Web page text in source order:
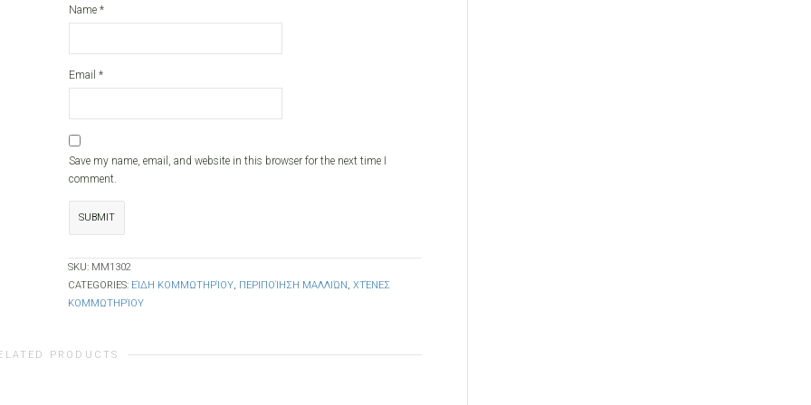
Name *
Email *
Save my name, email, and website in this browser for the next time I
comment.
SKU: ΜΜ1302
CATEGORIES: ΕΊΔΗ ΚΟΜΜΩΤΗΡΊΟΥ, ΠΕΡΙΠΟΊΗΣΗ ΜΑΛΛΙΏΝ , ΧΤΈΝΕΣ
ΚΟΜΜΩΤΗΡΊΟΥ
PRODUCTS